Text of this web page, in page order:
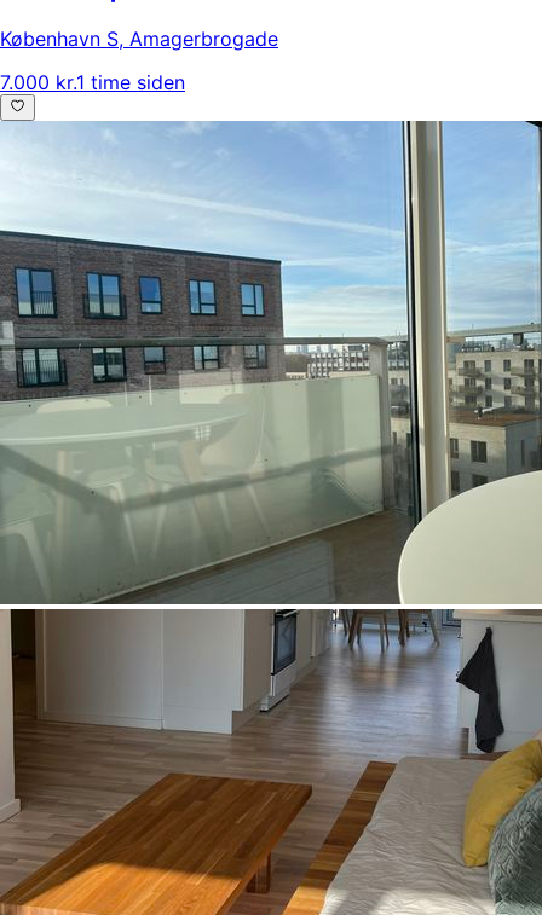
København S, Amagerbrogade
7.000 kr.1 time siden